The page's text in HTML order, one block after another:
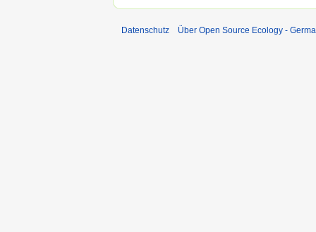
Datenschutz Über Open Source Ecology -